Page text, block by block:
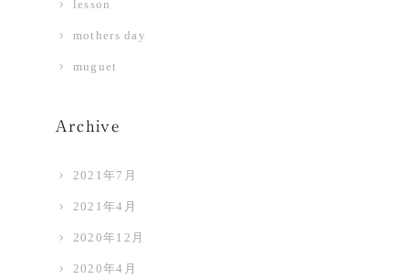
lesson
mothers day
muguet
Archive
2021年7月
2021年4月
2020年12月
2020年4月